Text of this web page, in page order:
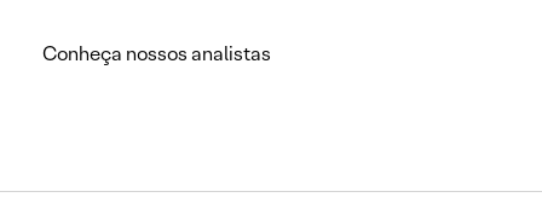
Conheça nossos analistas